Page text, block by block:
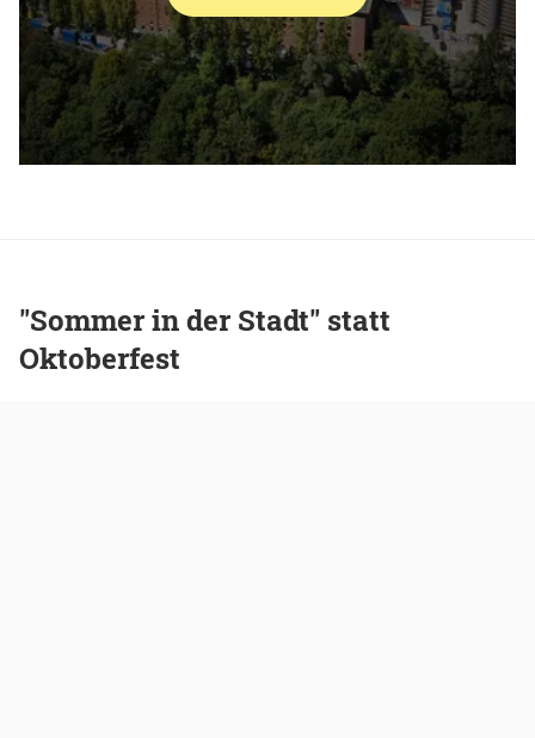
"Sommer in der Stadt" statt
Oktoberfest